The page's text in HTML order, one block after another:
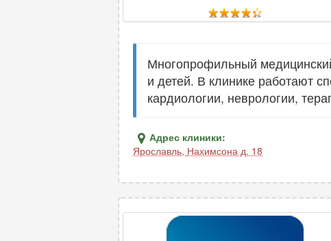
Многопрофильный
и детей. В клинике работают
кардиологии, неврологии,
Адрес клиники:
Ярославль, Нахимсона д. 18